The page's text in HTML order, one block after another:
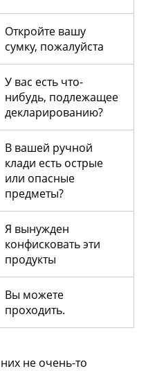
Откройте вашу
сумку, пожалуйста
У вас есть что-
нибудь, подлежащее
декларированию?
В вашей ручной
клади есть острые
или опасные
предметы?
Я вынужден
конфисковать эти
продукты
Вы можете
проходить.
не очень-то